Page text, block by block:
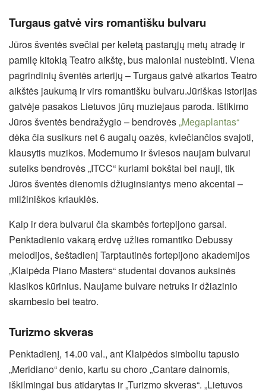
Turgaus gatvė virs romantišku bulvaru
Jūros šventės svečiai per keletą pastarųjų metų atradę ir
pamilę kitokią Teatroaikštę, bus maloniai nustebinti. Viena
pagrindinių šventės arterijų – Turgaus gatvė atkartos Teatro
aikštės jaukumą ir virs romantišku bulvaru.Jūriškas istorijas
gatvėje pasakos Lietuvos jūrų muziejaus paroda. Ištikimo
Jūros šventės bendražygio – bendrovės„Megaplantas“
dėka čia susikurs net 6 augalų oazės, kviečiančios svajoti,
klausytis muzikos. Modernumo ir šviesos naujam bulvarui
suteiks bendrovės „ITCC“ kuriami bokštai bei nauji, tik
Jūros šventės dienomis džiuginsiantys meno akcentai –
milžiniškos kriauklės.
Kaip ir dera bulvarui čia skambės fortepijono garsai.
Penktadienio vakarą erdvę užlies romantiko Debussy
melodijos, šeštadienį Tarptautinės fortepijono akademijos
„Klaipėda Piano Masters“ studentai dovanos auksinės
klasikos kūrinius. Naujame bulvare netruks ir džiazinio
skambesio bei teatro.
Turizmo skveras
Penktadienį, 14.00 val., ant Klaipėdos simboliu tapusio
„Meridiano“ denio, kartu su choro „Cantare dainomis,
iškilmingai bus atidarytas ir „Turizmo skveras“. „Lietuvos